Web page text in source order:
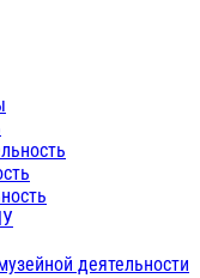
деятельности